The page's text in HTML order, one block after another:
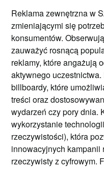
Reklama zewnętrzna w
zmieniającymi się
konsumentów.
zauważyć rosnącą
reklamy, które angażują
aktywnego
billboardy, które
treści oraz
wydarzeń czy pory dnia.
wykorzystanie
rzeczywistości), która
innowacyjnych kampanii
rzeczywisty z cyfrowym.